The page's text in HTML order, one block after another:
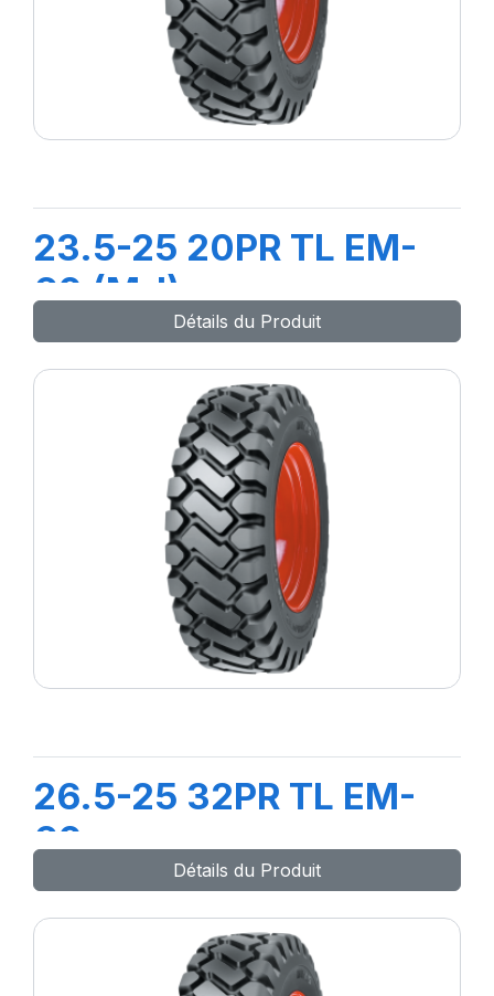
23.5-25 20PR TL EM-
60 (M-I)
Détails du Produit
26.5-25 32PR TL EM-
60
Détails du Produit